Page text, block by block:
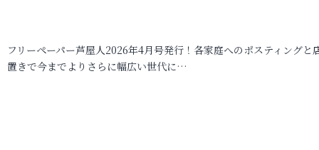
フリーペーパー芦屋人2026年4月号発行！各家庭へのポスティングと
置きで今までよりさらに幅広い世代に…